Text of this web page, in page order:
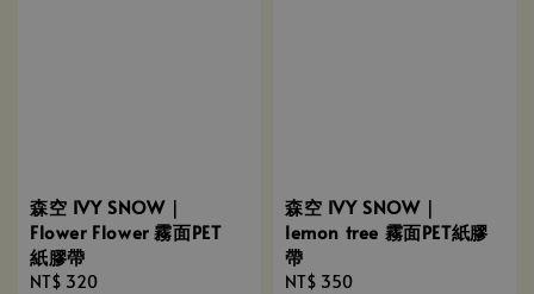
森空 IVY SNOW｜
Flower Flower 霧面PET
紙膠帶
Regular
NT$ 320
森空 IVY SNOW｜
lemon tree 霧面PET紙膠
帶
Regular
NT$ 350